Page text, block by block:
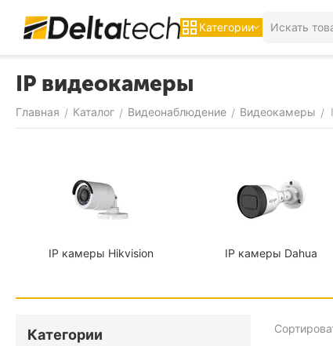
Категории
IP видеокамеры
Главная / Каталог / Видеонаблюдение / Видеокамеры /
IP камеры Hikvision IP камеры Dahua
Категории